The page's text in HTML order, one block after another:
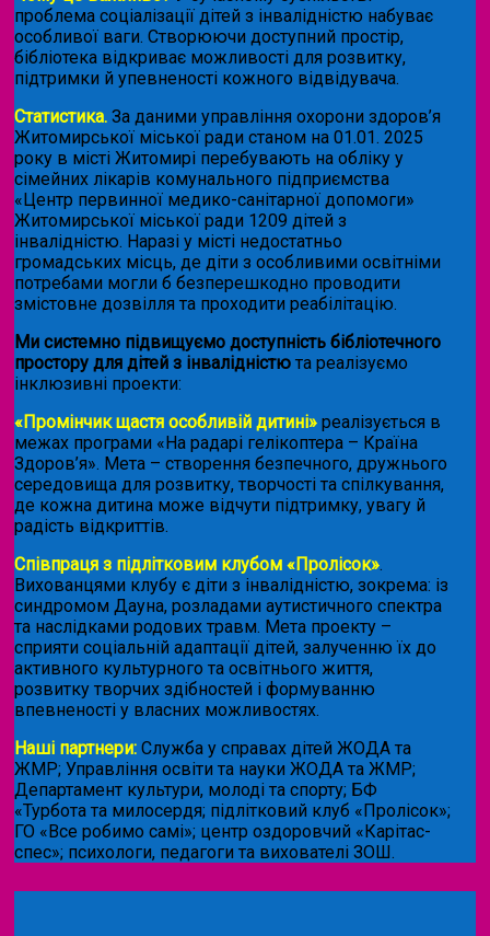
проблема соціалізації дітей з інвалідністю набуває
особливої ваги. Створюючи доступний простір,
бібліотека відкриває можливості для розвитку,
підтримки й упевненості кожного відвідувача.
Статистика. За даними управління охорони здоров’я
Житомирської міської ради станом на 01.01. 2025
року в місті Житомирі перебувають на обліку у
сімейних лікарів комунального підприємства
«Центр первинної медико-санітарної допомоги»
Житомирської міської ради 1209 дітей з
інвалідністю. Наразі у місті недостатньо
громадських місць, де діти з особливими освітніми
потребами могли б безперешкодно проводити
змістовне дозвілля та проходити реабілітацію.
Ми системно підвищуємо доступність бібліотечного
простору для дітей з інвалідністю та реалізуємо
інклюзивні проекти:
«Промінчик щастя особливій дитині» реалізується в
межах програми «На радарі гелікоптера – Країна
Здоров’я». Мета – створення безпечного, дружнього
середовища для розвитку, творчості та спілкування,
де кожна дитина може відчути підтримку, увагу й
радість відкриттів.
Співпраця з підлітковим клубом «Пролісок».
Вихованцями клубу є діти з інвалідністю, зокрема: із
синдромом Дауна, розладами аутистичного спектра
та наслідками родових травм. Мета проекту –
сприяти соціальній адаптації дітей, залученню їх до
активного культурного та освітнього життя,
розвитку творчих здібностей і формуванню
впевненості у власних можливостях.
Наші партнери: Служба у справах дітей ЖОДА та
ЖМР; Управління освіти та науки ЖОДА та ЖМР;
Департамент культури, молоді та спорту; БФ
«Турбота та милосердя; підлітковий клуб «Пролісок»;
ГО «Все робимо самі»; центр оздоровчий «Карітас-
спес»; психологи, педагоги та вихователі ЗОШ.